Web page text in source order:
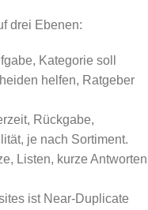
drei Ebenen:
Kategorie soll
helfen, Ratgeber
Rückgabe,
je nach Sortiment.
Listen, kurze Antworten
ist Near-Duplicate